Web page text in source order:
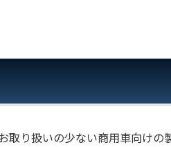
り扱いの少ない商用車向けの